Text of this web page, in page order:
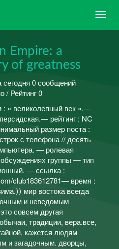
Empire: a
of greatness
сегодня 0 сообщений
/ Рейтинг 0
: « великолепный век ».ㅤㅤㅤ—
ㅤㅤㅤ— рейтинг : NC
минимальный размер поста :
с телефона // десять
ㅤㅤㅤ— ролевая
группы — тип
ㅤㅤㅤ— ссылка :
club183612781ㅤㅤㅤ— время :
ㅤㅤㅤㅤㅤㅤㅤ⟩⟩ мир востока всегда
и неведомым
совсем другая
традиции, вера.ㅤㅤㅤㅤㅤㅤㅤㅤвсе,
кажется людям
и загадочным. дворцы,